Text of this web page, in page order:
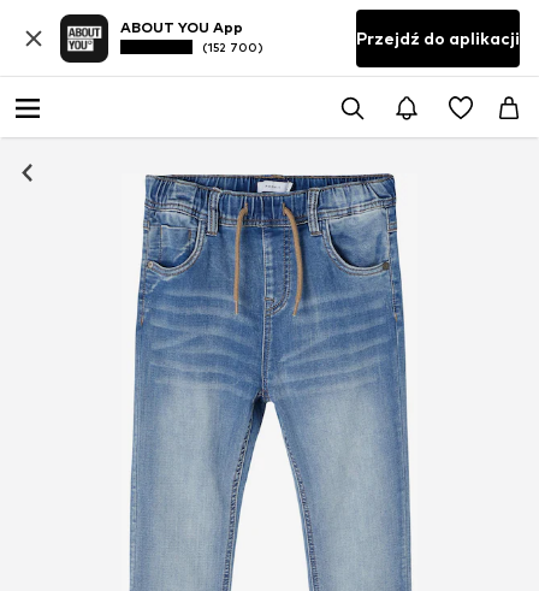
ABOUT YOU App
(152 700) Przejdź do aplikacji